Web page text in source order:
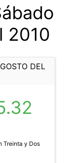
2010
DEL
Treinta y Dos